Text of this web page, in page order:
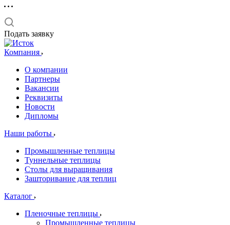
Подать заявку
Компания
О компании
Партнеры
Вакансии
Реквизиты
Новости
Дипломы
Наши работы
Промышленные теплицы
Туннельные теплицы
Столы для выращивания
Зашторивание для теплиц
Каталог
Пленочные теплицы
Промышленные теплицы